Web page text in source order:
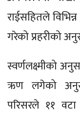
राईसहितले
गरेको प्रहरीको
स्वर्णलक्ष्मीको
ऋण लगेको
परिसरले ११ वटा